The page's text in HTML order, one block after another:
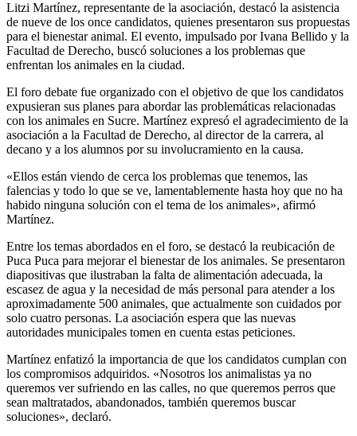
Litzi Martínez, representante de la asociación, destacó la asistencia
de nueve de los once candidatos, quienes presentaron sus propuestas
para el bienestar animal. El evento, impulsado por Ivana Bellido y la
Facultad de Derecho, buscó soluciones a los problemas que
enfrentan los animales en la ciudad.
El foro debate fue organizado con el objetivo de que los candidatos
expusieran sus planes para abordar las problemáticas relacionadas
con los animales en Sucre. Martínez expresó el agradecimiento de la
asociación a la Facultad de Derecho, al director de la carrera, al
decano y a los alumnos por su involucramiento en la causa.
«Ellos están viendo de cerca los problemas que tenemos, las
falencias y todo lo que se ve, lamentablemente hasta hoy que no ha
habido ninguna solución con el tema de los animales», afirmó
Martínez.
Entre los temas abordados en el foro, se destacó la reubicación de
Puca Puca para mejorar el bienestar de los animales. Se presentaron
diapositivas que ilustraban la falta de alimentación adecuada, la
escasez de agua y la necesidad de más personal para atender a los
aproximadamente 500 animales, que actualmente son cuidados por
solo cuatro personas. La asociación espera que las nuevas
autoridades municipales tomen en cuenta estas peticiones.
Martínez enfatizó la importancia de que los candidatos cumplan con
los compromisos adquiridos. «Nosotros los animalistas ya no
queremos ver sufriendo en las calles, no que queremos perros que
sean maltratados, abandonados, también queremos buscar
soluciones», declaró.